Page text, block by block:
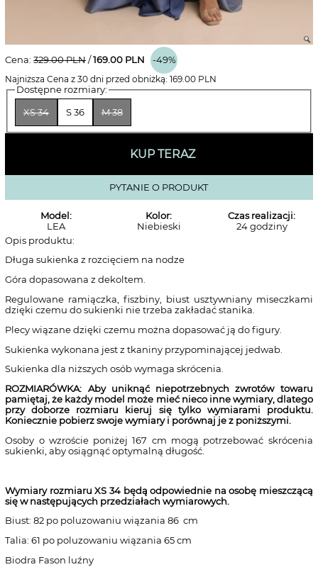
Cena:329.00PLN /169.00 PLN
-49%
Najniższa Cena z 30 dni przed obniżką:169.00 PLN
Dostępne rozmiary:
XS 34 S 36 M 38
KUP TERAZ
PYTANIE O PRODUKT
Model:
LEA
Kolor:
Niebieski
Czas realizacji:
24 godziny
Opis produktu:
Długa sukienka z rozcięciem na nodze
Góra dopasowana z dekoltem.
Regulowane ramiączka, fiszbiny, biust usztywniany miseczkami
dzięki czemu do sukienki nie trzeba zakładać stanika.
Plecy wiązane dzięki czemu można dopasować ją do figury.
Sukienka wykonana jest z tkaniny przypominającej jedwab.
Sukienka dla niższych osób wymaga skrócenia.
ROZMIARÓWKA: Aby uniknąć niepotrzebnych zwrotów towaru
pamiętaj, że każdy model może mieć nieco inne wymiary, dlatego
przy doborze rozmiaru kieruj się tylko wymiarami produktu.
Koniecznie pobierz swoje wymiary i porównaj je z poniższymi.
Osoby o wzroście poniżej 167 cm mogą potrzebować skrócenia
sukienki, aby osiągnąć optymalną długość.
Wymiary rozmiaru XS 34 będą odpowiednie na osobę mieszczącą
się w następujących przedziałach wymiarowych.
Biust: 82 po poluzowaniu wiązania 86 cm
Talia: 61 po poluzowaniu wiązania 65 cm
Biodra Fason luźny